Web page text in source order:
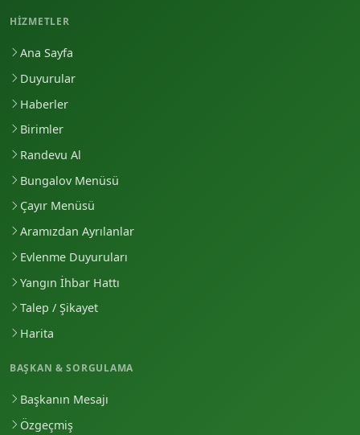
HIZMETLER
Ana Sayfa
Duyurular
Haberler
Birimler
Randevu Al
Bungalov Menüsü
Çayır Menüsü
Aramızdan Ayrılanlar
Evlenme Duyuruları
Yangın İhbar Hattı
Talep / Şikayet
Harita
BAŞKAN & SORGULAMA
Başkanın Mesajı
Özgeçmiş